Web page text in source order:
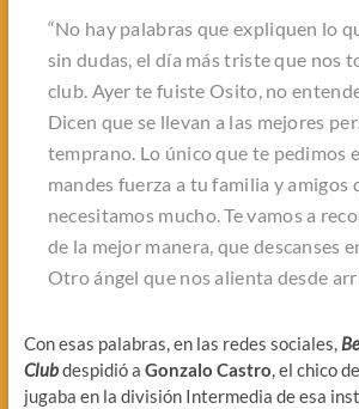
“No hay palabras que expliquen lo
sin dudas, el día más triste que nos
club. Ayer te fuiste Osito, no
Dicen que se llevan a las mejores
temprano. Lo único que te pedimos
mandes fuerza a tu familia y amigos
necesitamos mucho. Te vamos a
de la mejor manera, que descanses
Otro ángel que nos alienta desde
Con esas palabras, en las redes sociales,
Clubdespidió a Gonzalo Castro, el chico
jugaba en la división Intermedia de esa